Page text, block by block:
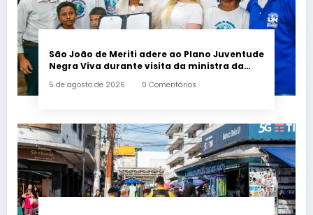
São João de Meriti adere ao Plano Juventude
Negra Viva durante visita da ministra da
5 de agosto de 2026 0 Comentários